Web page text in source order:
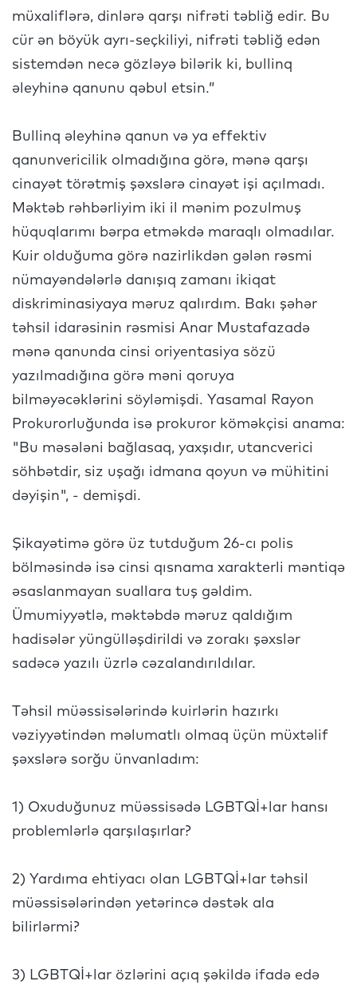
müxaliflərə, dinlərə qarşı nifrəti təbliğ edir. Bu
cür ən böyük ayrı-seçkiliyi, nifrəti təbliğ edən
sistemdən necə gözləyə bilərik ki, bullinq
əleyhinə qanunu qəbul etsin.”
Bullinq əleyhinə qanun və ya effektiv
qanunvericilik olmadığına görə, mənə qarşı
cinayət törətmiş şəxslərə cinayət işi açılmadı.
Məktəb rəhbərliyim iki il mənim pozulmuş
hüquqlarımı bərpa etməkdə maraqlı olmadılar.
Kuir olduğuma görə nazirlikdən gələn rəsmi
nümayəndələrlə danışıq zamanı ikiqat
diskriminasiyaya məruz qalırdım. Bakı şəhər
təhsil idarəsinin rəsmisi Anar Mustafazadə
mənə qanunda cinsi oriyentasiya sözü
yazılmadığına görə məni qoruya
bilməyəcəklərini söyləmişdi. Yasamal Rayon
Prokurorluğunda isə prokuror köməkçisi anama:
"Bu məsələni bağlasaq, yaxşıdır, utancverici
söhbətdir, siz uşağı idmana qoyun və mühitini
dəyişin", - demişdi.
Şikayətimə görə üz tutduğum 26-cı polis
bölməsində isə cinsi qısnama xarakterli məntiqə
əsaslanmayan suallara tuş gəldim.
Ümumiyyətlə, məktəbdə məruz qaldığım
hadisələr yüngülləşdirildi və zorakı şəxslər
sadəcə yazılı üzrlə cəzalandırıldılar.
Təhsil müəssisələrində kuirlərin hazırkı
vəziyyətindən məlumatlı olmaq üçün müxtəlif
şəxslərə sorğu ünvanladım:
1) Oxuduğunuz müəssisədə LGBTQİ+lar hansı
problemlərlə qarşılaşırlar?
2) Yardıma ehtiyacı olan LGBTQİ+lar təhsil
müəssisələrindən yetərincə dəstək ala
bilirlərmi?
3) LGBTQİ+lar özlərini açıq şəkildə ifadə edə